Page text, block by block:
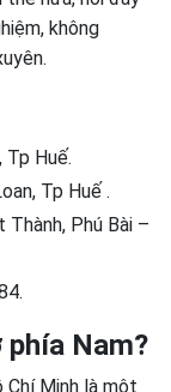
không
Tp Huế.
Tp Huế .
Phú Bài –
phía Nam?
Chí Minh là một